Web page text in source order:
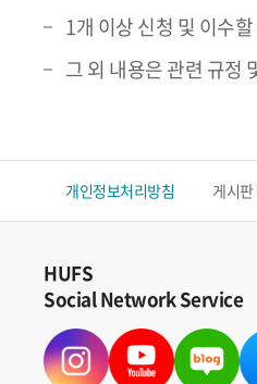
1개 이상 신청 및 이수
그 외 내용은 관련 규정
개인정보처리방침 게시
HUFS
Social Network Service